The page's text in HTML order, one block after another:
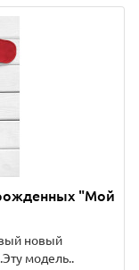
"Мой
новый
модель..